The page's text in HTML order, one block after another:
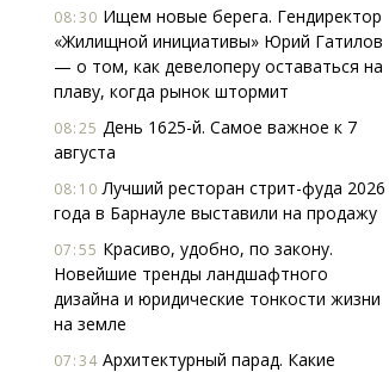
08:30 Ищем новые берега. Гендиректор
«Жилищной инициативы» Юрий Гатилов
— о том, как девелоперу оставаться на
плаву, когда рынок штормит
08:25 День 1625-й. Самое важное к 7
августа
08:10 Лучший ресторан стрит-фуда 2026
года в Барнауле выставили на продажу
07:55 Красиво, удобно, по закону.
Новейшие тренды ландшафтного
дизайна и юридические тонкости жизни
на земле
07:34 Архитектурный парад. Какие